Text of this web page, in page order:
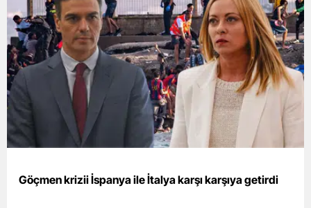
Bilecik
Bingöl
Bitlis
Bolu
Burdur
Çanakkale
Göçmen krizii İspanya ile İtalya karşı karşıya getirdi